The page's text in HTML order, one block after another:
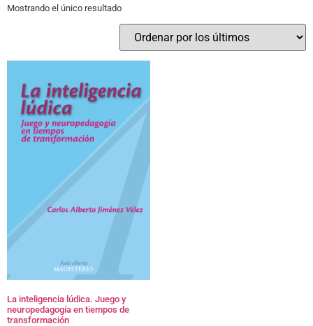
Mostrando el único resultado
La inteligencia lúdica. Juego y
neuropedagogía en tiempos de
transformación